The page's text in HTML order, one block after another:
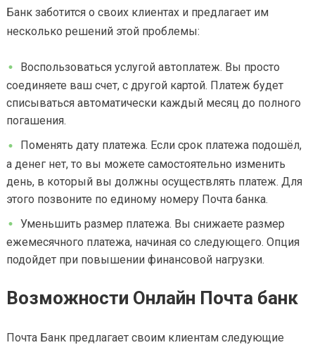
Банк заботится о своих клиентах и предлагает им
несколько решений этой проблемы:
Воспользоваться услугой автоплатеж. Вы просто
соединяете ваш счет, с другой картой. Платеж будет
списываться автоматически каждый месяц до полного
погашения.
Поменять дату платежа. Если срок платежа подошёл,
а денег нет, то вы можете самостоятельно изменить
день, в который вы должны осуществлять платеж. Для
этого позвоните по единому номеру Почта банка.
Уменьшить размер платежа. Вы снижаете размер
ежемесячного платежа, начиная со следующего. Опция
подойдет при повышении финансовой нагрузки.
Возможности Онлайн Почта банк
Почта Банк предлагает своим клиентам следующие